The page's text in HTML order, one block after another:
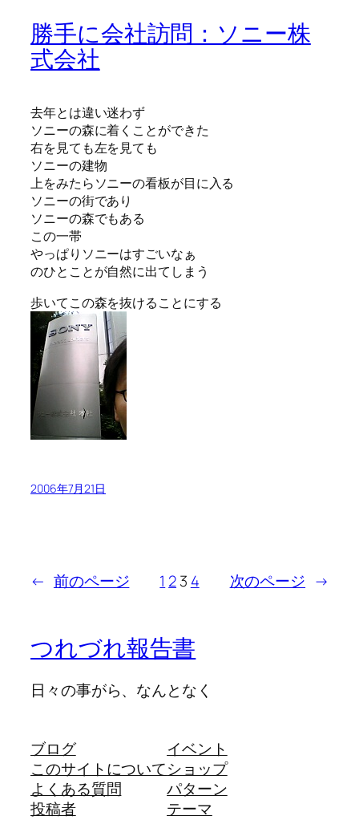
勝手に会社訪問：ソニー株
式会社
去年とは違い迷わず
ソニーの森に着くことができた
右を見ても左を見ても
ソニーの建物
上をみたらソニーの看板が目に入る
ソニーの街であり
ソニーの森でもある
この一帯
やっぱりソニーはすごいなぁ
のひとことが自然に出てしまう
歩いてこの森を抜けることにする
2006年7月21日
← 前のページ 1 23 4 次のページ →
つれづれ報告書
日々の事がら、なんとなく
ブログ
このサイトについて
よくある質問
投稿者
イベント
ショップ
パターン
テーマ